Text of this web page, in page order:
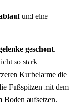
und eine
geschont.
so stark
Kurbelarme die
Fußspitzen mit dem
Boden aufsetzen.